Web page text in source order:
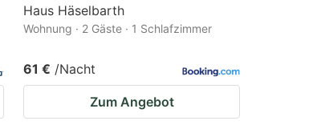
Haus Häselbarth
Wohnung · 2 Gäste · 1 Schlafzimmer
61 € /Nacht
Zum Angebot